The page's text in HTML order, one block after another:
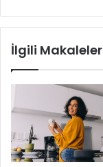
İlgili Makaleler